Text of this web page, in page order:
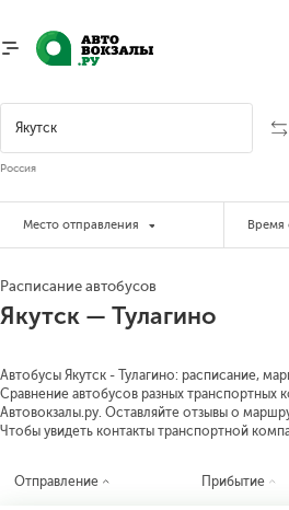
Россия
Место отправления Время
Расписание автобусов
Якутск — Тулагино
Автобусы Якутск - Тулагино: расписание,
Сравнение автобусов разных транспортных
Автовокзалы.ру. Оставляйте отзывы о
Чтобы увидеть контакты транспортной
Отправление Прибытие